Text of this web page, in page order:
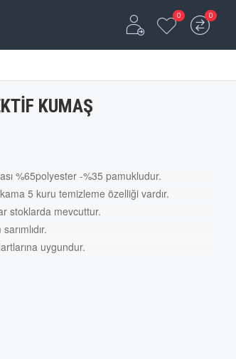
0 0
KUMAŞ
%65polyester -%35 pamukludur.
5 kuru temizleme özelliği vardır.
stoklarda mevcuttur.
uygundur.